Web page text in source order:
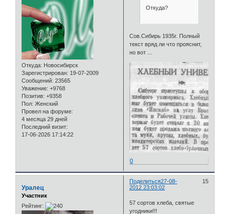
Откуда: Новосибирск
Зарегистрирован: 19-07-2009
Сообщений: 23565
Уважение: +9768
Позитив: +9358
Пол: Женский
Провел на форуме:
4 месяца 29 дней
Последний визит:
17-06-2026 17:14:22
Откуда?
Сов.Сибирь 1935г. Полный
текст вряд ли что прояснит,
но вот ...
0
Поделиться 15
27-08-
2012 23:03:02
Уралец
Участник
Рейтинг:
57 сортов хлеба, святые
угодники!!!